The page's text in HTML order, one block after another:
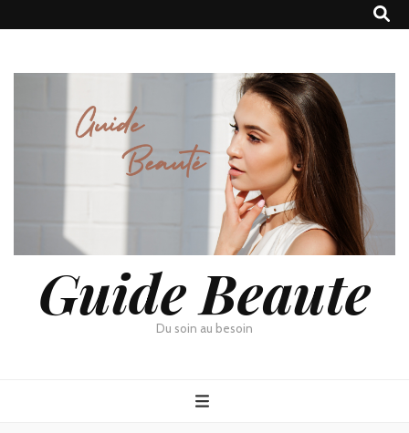
Guide Beaute
Du soin au besoin